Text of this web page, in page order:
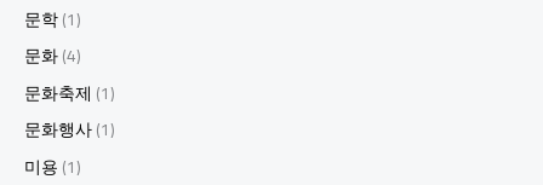
문학(1)
문화(4)
문화축제 (1)
문화행사(1)
미용(1)